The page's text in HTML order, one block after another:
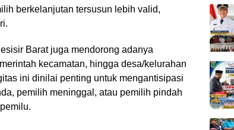
berkelanjutan tersusun lebih valid,
Barat juga mendorong adanya
kecamatan, hingga desa/kelurahan
ini dinilai penting untuk mengantisipasi
pemilih meninggal, atau pemilih pindah